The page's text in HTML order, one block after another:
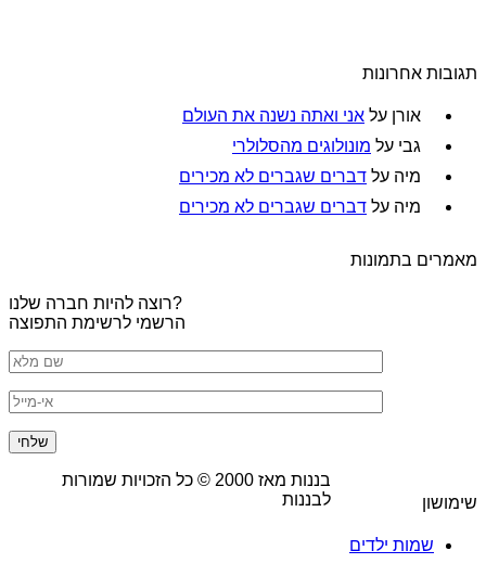
תגובות אחרונות
אורן על אני ואתה נשנה את העולם
גבי על מונולוגים מהסלולרי
מיה על דברים שגברים לא מכירים
מיה על דברים שגברים לא מכירים
מאמרים בתמונות
רוצה להיות חברה שלנו?
הרשמי לרשימת התפוצה
שימושון
שמות ילדים
בננות מאז2000 © כל הזכויות שמורות
לבננות